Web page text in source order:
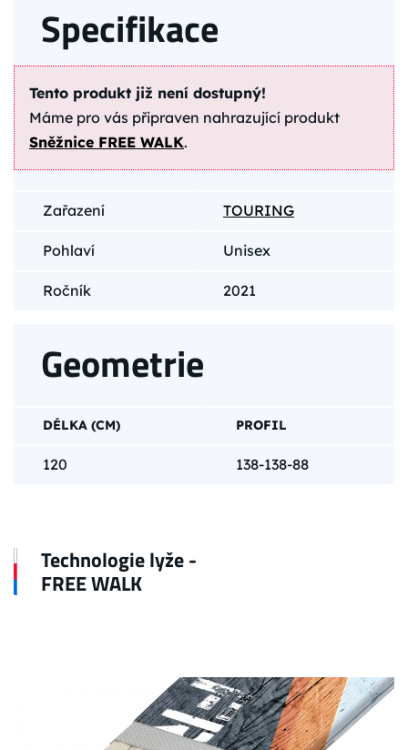
Specifikace
Tento produkt již není dostupný!
Máme pro vás připraven nahrazující produkt
Sněžnice FREE WALK.
Zařazení TOURING
Pohlaví Unisex
Ročník 2021
Geometrie
DÉLKA (CM) PROFIL
120 138-138-88
Technologie lyže -
FREE WALK